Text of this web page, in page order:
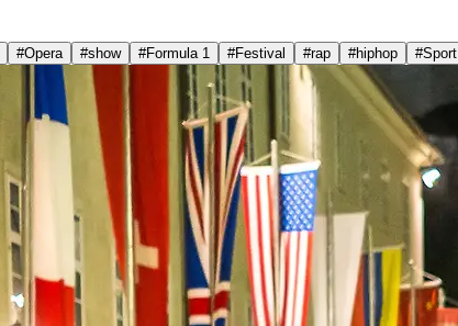
#Opera #show #Formula 1 #Festival #rap #hiphop #Sport